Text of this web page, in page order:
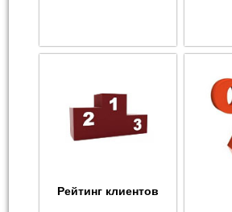
Рейтинг клиентов